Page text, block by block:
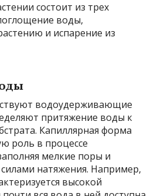
состоит из трех
воды,
и испарение из
водоудерживающие
притяжение воды к
Капиллярная форма
роль в процессе
мелкие поры и
натяжения. Например,
высокой